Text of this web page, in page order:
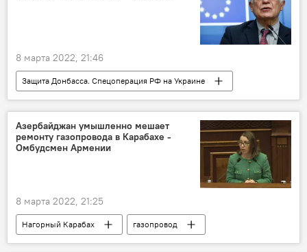
8 марта 2022, 21:46
Защита Донбасса. Спецоперация РФ на Украине
Жозеп Боррель
газ Россия
Азербайджан умышленно мешает
ремонту газопровода в Карабахе -
Омбудсмен Армении
8 марта 2022, 21:25
Нагорный Карабах
газопровод
Армения
Азербайджан авария